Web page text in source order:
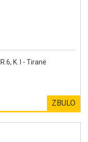
K. I - Tiranë
ZBULO